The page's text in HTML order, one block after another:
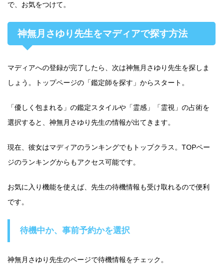
で、お気をつけて。
神無月さゆり先生をマディアで探す方法
マディアへの登録が完了したら、次は神無月さゆり先生を探しま
しょう。トップページの「鑑定師を探す」からスタート。
「優しく包まれる」の鑑定スタイルや「霊感」「霊視」の占術を
選択すると、神無月さゆり先生の情報が出てきます。
現在、彼女はマディアのランキングでもトップクラス。TOPペー
ジのランキングからもアクセス可能です。
お気に入り機能を使えば、先生の待機情報も受け取れるので便利
です。
待機中か、事前予約かを選択
神無月さゆり先生のページで待機情報をチェック。